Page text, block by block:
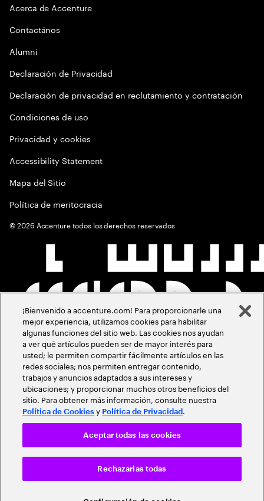
Acerca de Accenture
Contactános
Alumni
Declaración de Privacidad
Declaración de privacidad en reclutamiento y contratación
Condiciones de uso
Privacidad y cookies
Accessibility Statement
Mapa del Sitio
Política de meritocracia
©2026 Accenture todos los derechos reservados
¡Bienvenido a accenture.com! Para proporcionarle una
mejor experiencia, utilizamos cookies para habilitar
algunas funciones del sitio web. Las cookies nos ayudan
a ver qué artículos pueden ser de mayor interés para
usted; le permiten compartir fácilmente artículos en las
redes sociales; nos permiten entregar contenido,
trabajos y anuncios adaptados a sus intereses y
ubicaciones; y proporcionar muchos otros beneficios del
sitio. Para obtener más información, consulte nuestra
Política de Cookies y Política de Privacidad .
Rechazarlas todas
Aceptar todas las cookies